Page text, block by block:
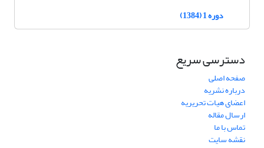
دوره 1 (1384)
دسترسی سریع
صفحه اصلی
درباره نشریه
اعضای هیات تحریریه
ارسال مقاله
تماس با ما
نقشه سایت